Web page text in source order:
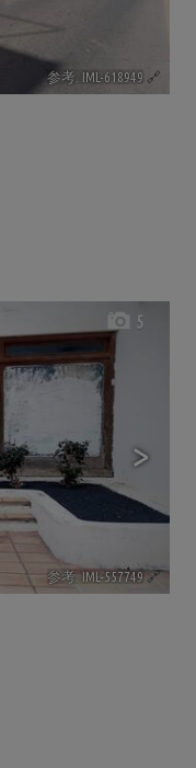
参考. IML-618949 🔗
>
5
参考. IML-557749 🔗